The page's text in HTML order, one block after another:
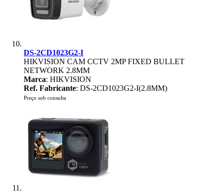
DS-2CD1023G2-I
HIKVISION CAM CCTV 2MP FIXED BULLET
NETWORK 2.8MM
Marca: HIKVISION
Ref. Fabricante: DS-2CD1023G2-I(2.8MM)
Preço sob consulta